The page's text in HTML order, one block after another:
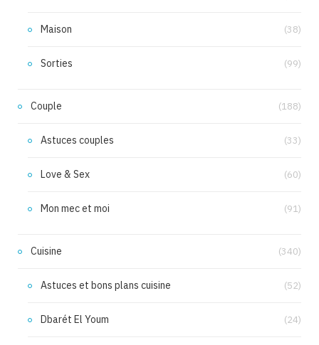
Maison (38)
Sorties (99)
Couple (188)
Astuces couples (33)
Love & Sex (60)
Mon mec et moi (91)
Cuisine (340)
Astuces et bons plans cuisine (52)
Dbarét El Youm (24)